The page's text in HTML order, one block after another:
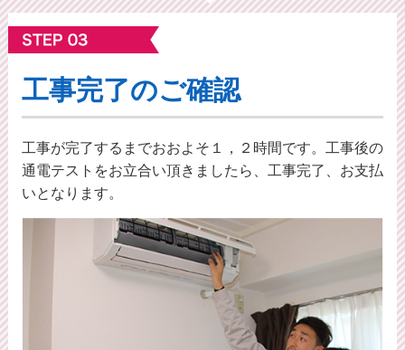
工事完了のご確認
工事が完了するまでおおよそ１，２時間です。工事後の
通電テストをお立合い頂きましたら、工事完了、お支払
いとなります。